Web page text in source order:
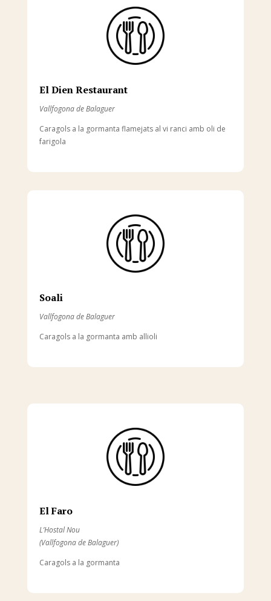
El Dien Restaurant
Vallfogona de Balaguer
Caragols a la gormanta flamejats al vi ranci amb oli de
farigola
Soali
Vallfogona de Balaguer
Caragols a la gormanta amb allioli
El Faro
L’Hostal Nou
(Vallfogona de Balaguer)
Caragols a la gormanta